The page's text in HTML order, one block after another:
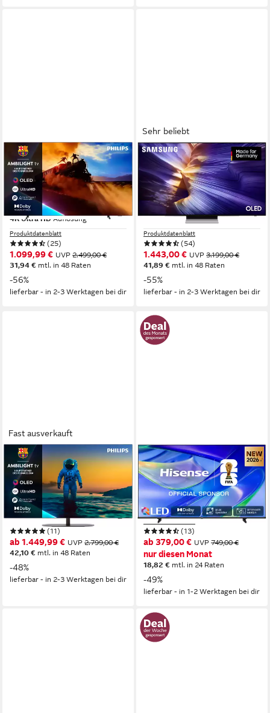
PHILIPS
65OLED760/12 OLED-
Fernseher
164 cm/65 Zoll
Diagonale
OLED
Bildschirmtechnologie
4K Ultra HD Auflösung
Produktdatenblatt
(25)
1.099,99 € UVP 2.499,00 €
31,94 € mtl. in 48 Raten
-56%
lieferbar - in 2-3 Werktagen bei dir
Sehr beliebt
SAMSUNG
GQ65S90FAT OLED-
Fernseher
163 cm/65 Zoll Diagonale
Bildschirmtechnologie
4K Ultra HD Auflösung
Produktdatenblatt
(54)
1.443,00 € UVP 3.199,00 €
41,89 € mtl. in 48 Raten
-55%
lieferbar - in 2-3 Werktagen bei dir
Fast ausverkauft
PHILIPS
65OLED810 LED-Fernseher
164 cm/65 Zoll Diagonale
OLED Bildschirmtechnologie
4K Ultra HD Auflösung
(11)
ab 1.449,99 € UVP 2.799,00 €
42,10 € mtl. in 48 Raten
-48%
lieferbar - in 2-3 Werktagen bei dir
HISENSE
58E7S QLED-Fernseher
146 cm/58 Zoll Diagonale
QLED Bildschirmtechnologie
4K Ultra HD Auflösung
Produktdatenblatt
(13)
ab 379,00 € UVP 749,00 €
nur diesen Monat
18,82 € mtl. in 24 Raten
-49%
lieferbar - in 1-2 Werktagen bei dir